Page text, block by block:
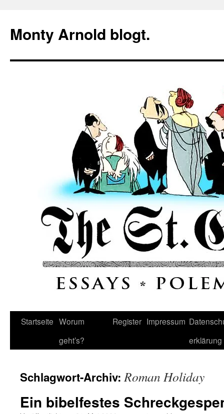
springen
Monty Arnold blogt.
Startseite Worum
geht’s?
Register Impressum
erklärung
Schlagwort-Archiv:Roman Holiday
Ein bibelfestes